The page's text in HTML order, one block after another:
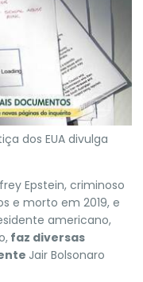
dos EUA divulga
Epstein, criminoso
e morto em 2019, e
americano,
faz diversas
Jair Bolsonaro